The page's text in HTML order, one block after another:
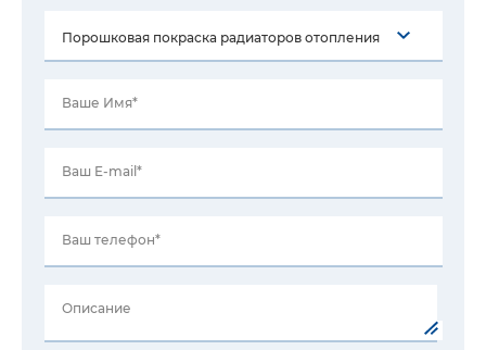
Ваше Имя*
Ваш E-mail*
Ваш телефон*
Описание